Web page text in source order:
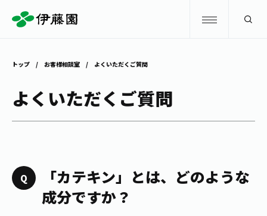
お〜いお茶
お茶を知る・楽しむ
お茶を知る・楽しむ
体験・イベント
トップ お客様相談室 よくいただくご質問
よくいただくご質問
「カテキン」とは、どのような
成分ですか？